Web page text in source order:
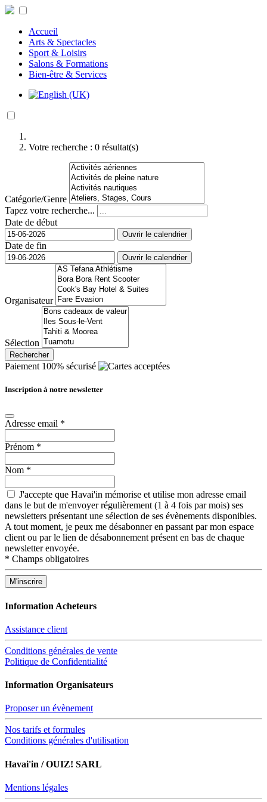
Accueil
Arts & Spectacles
Sport & Loisirs
Salons & Formations
Bien-être & Services
Votre recherche : 0 résultat(s)
Catégorie/Genre
Tapez votre recherche...
Date de début
Ouvrir le calendrier
Date de fin
Ouvrir le calendrier
Organisateur
Sélection
Rechercher
Paiement 100% sécurisé
Inscription à notre newsletter
Adresse email *
Prénom *
Nom *
J'accepte que Havai'in mémorise et utilise mon adresse email
dans le but de m'envoyer régulièrement (1 à 4 fois par mois) ses
newsletters présentant une sélection de ses évènements disponibles.
A tout moment, je peux me désabonner en passant par mon espace
client ou par le lien de désabonnement présent en bas de chaque
newsletter envoyée.
* Champs obligatoires
Information Acheteurs
Assistance client
Conditions générales de vente
Politique de Confidentialité
Information Organisateurs
Proposer un évènement
Nos tarifs et formules
Conditions générales d'utilisation
Havai'in / OUIZ! SARL
Mentions légales